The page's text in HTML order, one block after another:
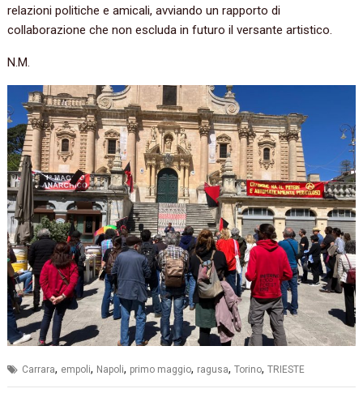
relazioni politiche e amicali, avviando un rapporto di
collaborazione che non escluda in futuro il versante artistico.
N.M.
Carrara, empoli, Napoli, primo maggio, ragusa,Torino,TRIESTE